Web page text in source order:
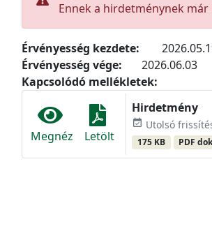
Ennek a hirdetménynek
Érvényesség kezdete:
Érvényesség vége:
2026.06.03
Kapcsolódó mellékletek:
Megnéz Letölt
Hirdetmény
event_available Utolsó
175 KB PDF